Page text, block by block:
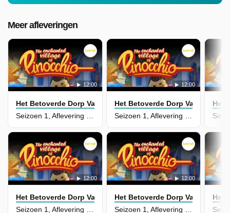
Meer afleveringen
12:00
Het Betoverde Dorp Van Pinokkio
Seizoen 1, Aflevering 6 - De Verkeerde Hoed
12:00
Het Betoverde Dorp Van
Seizoen 1, Aflevering 5 - De Heks Van Het Jaar
12:00
Het Betoverde Dorp Van Pinokkio
12:00
Het Betoverde Dorp Van
Het
Het